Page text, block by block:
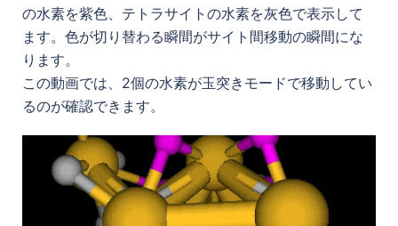
の水素を紫色、テトラサイトの水素を灰色で表示して
ます。色が切り替わる瞬間がサイト間移動の瞬間にな
ります。
この動画では、2個の水素が玉突きモードで移動してい
るのが確認できます。